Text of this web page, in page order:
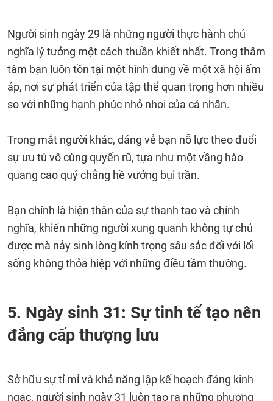
Người sinh ngày 29 là những người thực hành chủ
nghĩa lý tưởng một cách thuần khiết nhất. Trong thâm
tâm bạn luôn tồn tại một hình dung về một xã hội ấm
áp, nơi sự phát triển của tập thể quan trọng hơn nhiều
so với những hạnh phúc nhỏ nhoi của cá nhân.
Trong mắt người khác, dáng vẻ bạn nỗ lực theo đuổi
sự ưu tú vô cùng quyến rũ, tựa như một vầng hào
quang cao quý chẳng hề vướng bụi trần.
Bạn chính là hiện thân của sự thanh tao và chính
nghĩa, khiến những người xung quanh không tự chủ
được mà nảy sinh lòng kính trọng sâu sắc đối với lối
sống không thỏa hiệp với những điều tầm thường.
5. Ngày sinh 31: Sự tinh tế tạo nên
đẳng cấp thượng lưu
Sở hữu sự tỉ mỉ và khả năng lập kế hoạch đáng kinh
ngạc, người sinh ngày 31 luôn tạo ra những phương